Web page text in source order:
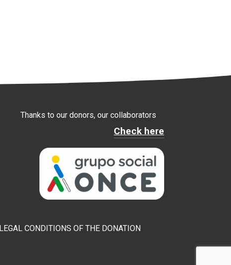
Thanks to our donors, our collaborators
Check here
LEGAL CONDITIONS OF THE DONATION